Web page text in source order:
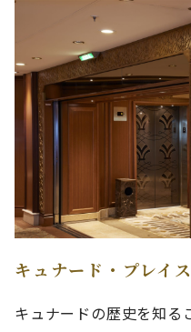
キュナード・プレイス
キュナードの歴史を知る